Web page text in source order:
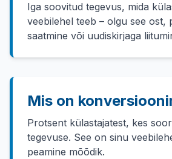
Iga soovitud tegevus, mida
veebilehel teeb – olgu see ost,
saatmine või uudiskirjaga
Mis on
Protsent külastajatest, kes
tegevuse. See on sinu
peamine mõõdik.